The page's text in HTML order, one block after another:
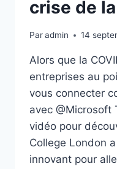
crise de
Paradmin 14
Alors que la
entreprises au
vous connecter
avec @Microsoft
vidéo pour
College London
innovant pour